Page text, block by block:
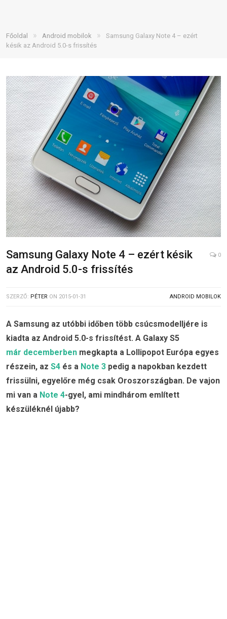
Főoldal » Android mobilok »
Samsung Galaxy Note 4 – ezért
késik az Android 5.0-s frissítés
Samsung Galaxy Note 4 – ezért késik
az Android 5.0-s frissítés
0
SZERZŐ: PÉTER ON 2015-01-31 ANDROID MOBILOK
A Samsung az utóbbi időben több csúcsmodelljére is
kiadta az Android 5.0-s frissítést. A Galaxy S5
már decemberben megkapta a Lollipopot Európa egyes
részein, az S4 és a Note 3 pedig a napokban kezdett
frissülni, egyelőre még csak Oroszországban. De vajon
mi van a Note 4-gyel, ami mindhárom említett
készüléknél újabb?